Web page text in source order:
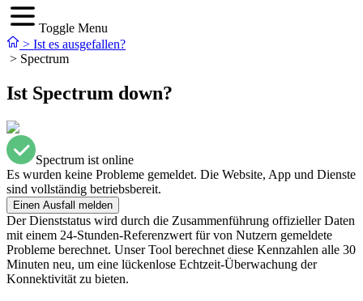
Toggle Menu
> Ist es ausgefallen?
> Spectrum
Ist Spectrum down?
Spectrum ist online
Es wurden keine Probleme gemeldet. Die Website, App und Dienste
sind vollständig betriebsbereit.
Einen Ausfall melden
Der Dienststatus wird durch die Zusammenführung offizieller Daten
mit einem 24-Stunden-Referenzwert für von Nutzern gemeldete
Probleme berechnet. Unser Tool berechnet diese Kennzahlen alle 30
Minuten neu, um eine lückenlose Echtzeit-Überwachung der
Konnektivität zu bieten.